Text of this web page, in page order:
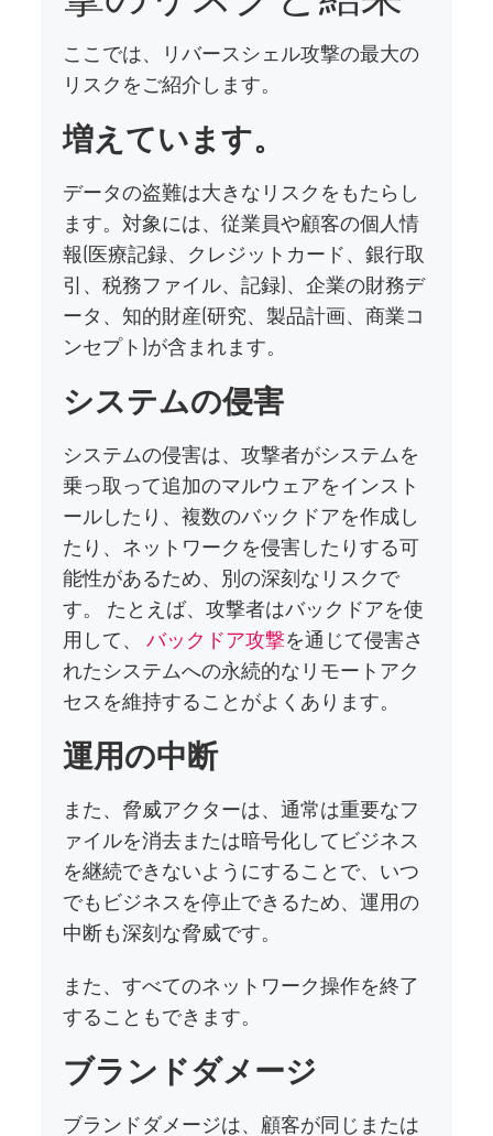
ここでは、リバースシェル攻撃の最大の
リスクをご紹介します。
増えています。
データの盗難は大きなリスクをもたらし
ます。対象には、従業員や顧客の個人情
報(医療記録、クレジットカード、銀行取
引、税務ファイル、記録)、企業の財務デ
ータ、知的財産(研究、製品計画、商業コ
ンセプト)が含まれます。
システムの侵害
システムの侵害は、攻撃者がシステムを
乗っ取って追加のマルウェアをインスト
ールしたり、複数のバックドアを作成し
たり、ネットワークを侵害したりする可
能性があるため、別の深刻なリスクで
す。 たとえば、攻撃者はバックドアを使
用して、
バックドア攻撃を通じて侵害さ
れたシステムへの永続的なリモートアク
セスを維持することがよくあります。
運用の中断
また、脅威アクターは、通常は重要なフ
ァイルを消去または暗号化してビジネス
を継続できないようにすることで、いつ
でもビジネスを停止できるため、運用の
中断も深刻な脅威です。
また、すべてのネットワーク操作を終了
することもできます。
ブランドダメージ
ブランドダメージは、顧客が同じまたは